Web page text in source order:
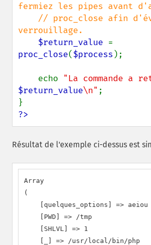
fermiez les pipes avant
verrouillage.
$return_value
proc_close($process );
    echo
$return_value\n" ;
?>
Résultat de l'exemple ci-dessus est
Array
(
    [quelques_options] => aeiou
    [PWD] => /tmp
    [SHLVL] => 1
    [_] => /usr/local/bin/php